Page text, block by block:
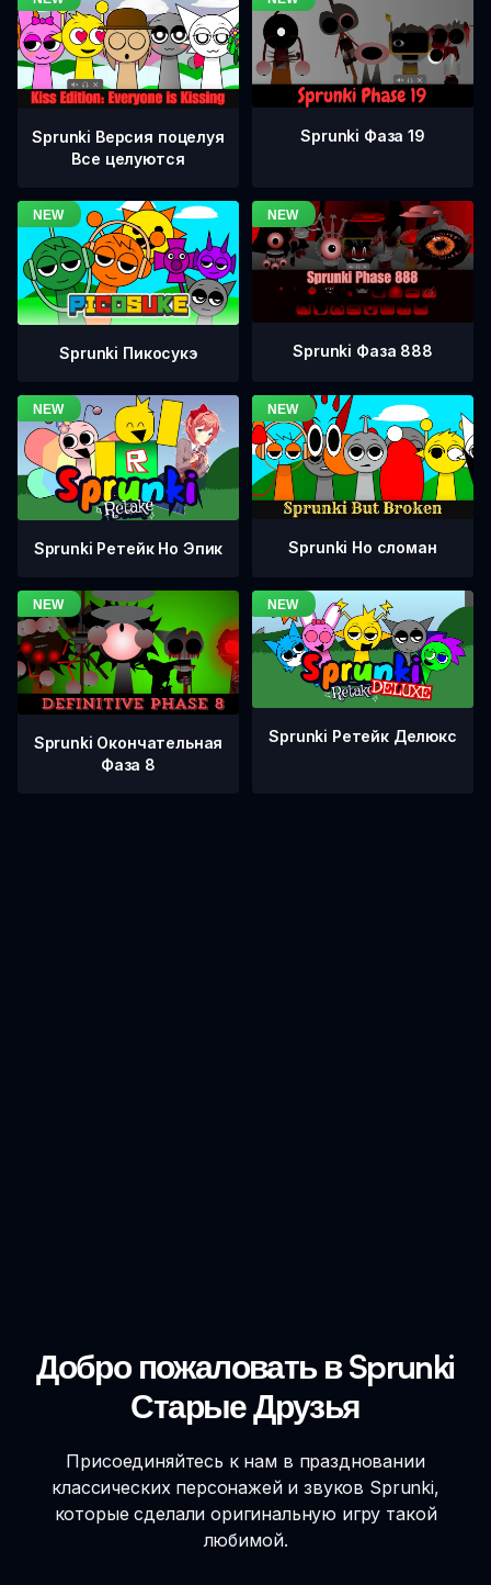
Sprunki Версия поцелуя
Все целуются
Sprunki Фаза 19
Sprunki Пикосукэ Sprunki Фаза 888
Sprunki Ретейк Но Эпик Sprunki Но сломан
Sprunki Окончательная
Фаза 8
Sprunki Ретейк Делюкс
Добро пожаловать в Sprunki
Старые Друзья
Присоединяйтесь к нам в праздновании
классических персонажей и звуков Sprunki,
которые сделали оригинальную игру такой
любимой.